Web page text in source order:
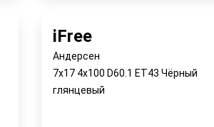
iFree
Андерсен
7x17 4x100 D60.1 ET43 Чёрный
глянцевый